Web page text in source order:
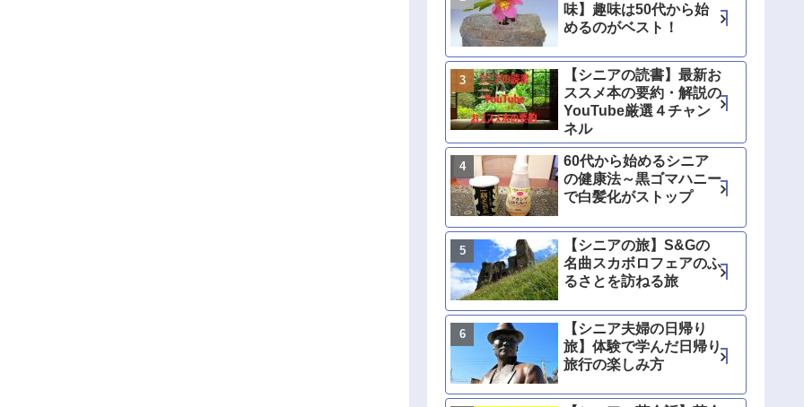
味】趣味は50代から始
めるのがベスト！
【シニアの読書】最新お
ススメ本の要約・解説の
YouTube厳選４チャン
ネル
60代から始めるシニア
の健康法～黒ゴマハニー
で白髪化がストップ
【シニアの旅】S&Gの
名曲スカボロフェアのふ
るさとを訪ねる旅
【シニア夫婦の日帰り
旅】体験で学んだ日帰り
旅行の楽しみ方